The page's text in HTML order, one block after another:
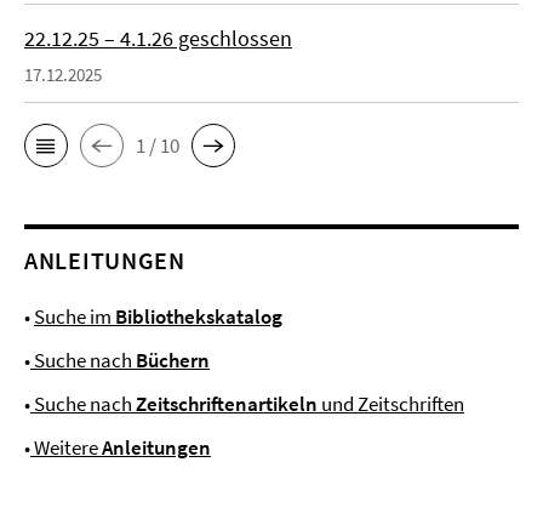
22.12.25 – 4.1.26 geschlossen
17.12.2025
1 / 10
ANLEITUNGEN
•Suche im Bibliothekskatalog
•Suche nach Büchern
•Suche nachZeitschriftenartikeln und Zeitschriften
•WeitereAnleitungen